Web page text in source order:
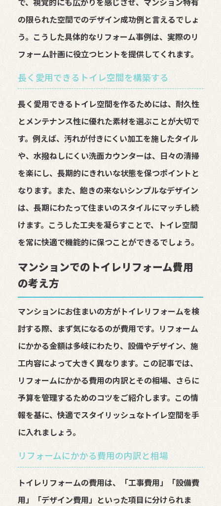
の限られた空間でのデザイン成功例と言えるでしょ
う。こうした具体的なリフォーム事例は、実際のリ
フォーム計画に役立つヒントを提供してくれます。
長く愛用できるトイレ空間を構築する
長く愛用できるトイレ空間を作るためには、耐久性
とメンテナンス性に優れた素材を選ぶことが大切で
す。例えば、汚れが付きにくい加工を施したタイル
や、水撥ねしにくい洗面カウンターは、日々の清掃
を楽にし、長期的にきれいな状態を保つポイントと
なります。また、飽きの来ないシンプルなデザイン
は、長期にわたって住まいのスタイルにマッチし続
けます。こうした工夫を凝らすことで、トイレ空間
を常に快適で機能的に保つことができるでしょう。
マンションでのトイレリフォーム費用
の考え方
マンションにお住まいの方がトイレリフォームを検
討する際、まず気になるのが費用です。リフォーム
にかかる金額は多岐にわたり、設備やデザイン、施
工内容によって大きく異なります。この記事では、
リフォームにかかる費用の内訳とその相場、さらに
予算を管理するためのコツをご紹介します。この情
報を基に、快適でスタイリッシュなトイレ空間を手
に入れましょう。
リフォームにかかる費用の内訳と相場
トイレリフォームの費用は、「工事費用」「設備費
用」「デザイン費用」といった項目に分けられま